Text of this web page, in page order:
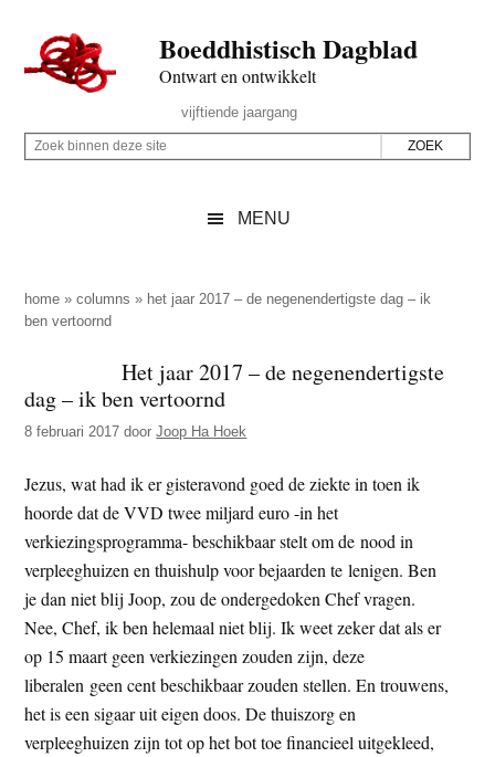
naar
de
inhoud
secondary
naar
de
sidebar
naar
de
Boeddhistisch Dagblad
Ontwart en ontwikkelt
Rechts
vijftiende jaargang
Z
p
d
z
e
i
t
e
Z
i
n
n
d
z
e
s
i
t
e
MENU
home »columns » het jaar 2017 – de negenendertigste dag – ik
ben vertoornd
Het jaar 2017 – de negenendertigste
dag – ik ben vertoornd
8 februari 2017 doorJoop Ha Hoek
Jezus, wat had ik er gisteravond goed de ziekte in toen ik
hoorde dat de VVD twee miljard euro -in het
verkiezingsprogramma- beschikbaar stelt om de nood in
verpleeghuizen en thuishulp voor bejaarden te lenigen. Ben
je dan niet blij Joop, zou de ondergedoken Chef vragen.
Nee, Chef, ik ben helemaal niet blij. Ik weet zeker dat als er
op 15 maart geen verkiezingen zouden zijn, deze
liberalen geen cent beschikbaar zouden stellen. En trouwens,
het is een sigaar uit eigen doos. De thuiszorg en
verpleeghuizen zijn tot op het bot toe financieel uitgekleed,